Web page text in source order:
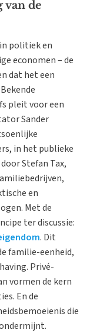
de
politiek en
economen – de
dat het een
pleit voor een
Sander
in het publieke
Stefan Tax,
en
Met de
ter discussie:
. Dit
familie-eenheid,
Privé-
vormen de kern
En de
die